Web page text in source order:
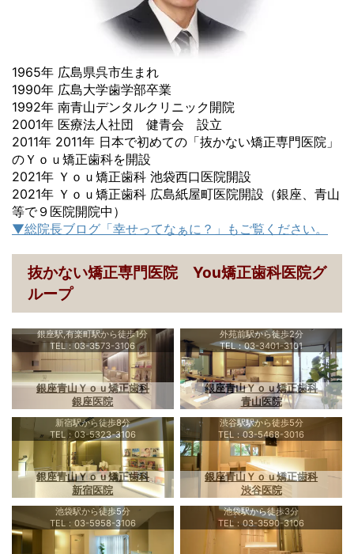
1965年 広島県呉市生まれ
1990年 広島大学歯学部卒業
1992年 南青山デンタルクリニック開院
2001年 医療法人社団 健青会 設立
2011年 2011年 日本で初めての「抜かない矯正専門医院」
のＹｏｕ矯正歯科を開設
2021年 Ｙｏｕ矯正歯科 池袋西口医院開設
2021年 Ｙｏｕ矯正歯科 広島紙屋町医院開設（銀座、青山
等で９医院開院中）
▼総院長ブログ「幸せってなぁに？」もご覧ください。
抜かない矯正専門医院 You矯正歯科医院グ
ループ
銀座駅,有楽町駅から徒歩1分
TEL：03-3573-3106
銀座青山Ｙｏｕ矯正歯科
銀座医院
外苑前駅から徒歩2分
TEL：03-3401-3101
銀座青山Ｙｏｕ矯正歯科
青山医院
新宿駅から徒歩8分
TEL：03-5323-3106
銀座青山Ｙｏｕ矯正歯科
新宿医院
渋谷駅駅から徒歩5分
TEL：03-5468-3016
銀座青山Ｙｏｕ矯正歯科
渋谷医院
池袋駅から徒歩5分
TEL：03-5958-3106
池袋駅から徒歩3分
TEL：03-3590-3106